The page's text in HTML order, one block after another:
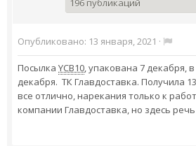
196 публикаций
Опубликовано: 13 января, 2021 ·
Посылка YCB10, упакована 7 декабря,
декабря. ТК Главдоставка. Получила
все отлично, нарекания только к
компании Главдоставка, но здесь